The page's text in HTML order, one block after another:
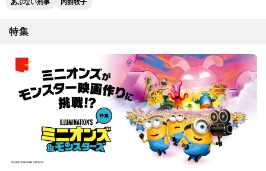
あぶない刑事 内館牧子
特集